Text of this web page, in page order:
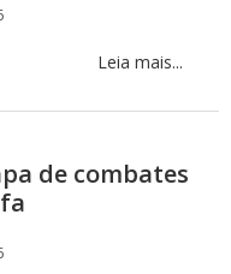
Leia mais...
de combates